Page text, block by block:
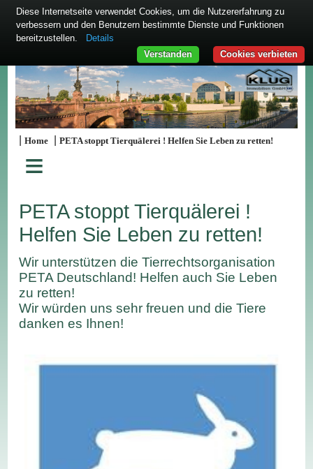
|Home |PETA stoppt Tierquälerei ! Helfen Sie Leben zu retten!
≡
PETA stoppt Tierquälerei !
Helfen Sie Leben zu retten!
Wir unterstützen die Tierrechtsorganisation
PETA Deutschland! Helfen auch Sie Leben
zu retten!
Wir würden uns sehr freuen und die Tiere
danken es Ihnen!
Diese Internetseite verwendet Cookies, um die Nutzererfahrung zu
verbessern und den Benutzern bestimmte Dienste und Funktionen
bereitzustellen.
Details
Cookies verbieten
Verstanden